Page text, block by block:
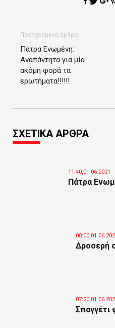
Προηγούμενο άρθρο
Πάτρα Ενωμένη:
Αναπάντητα για μία
ακόμη φορά τα
ερωτήματα!!!!!!
ΣΧΕΤΙΚΑ ΑΡΘΡΑ
11:40,01.06.2021
Πάτρα
Δροσερή
Σπαγγέτι